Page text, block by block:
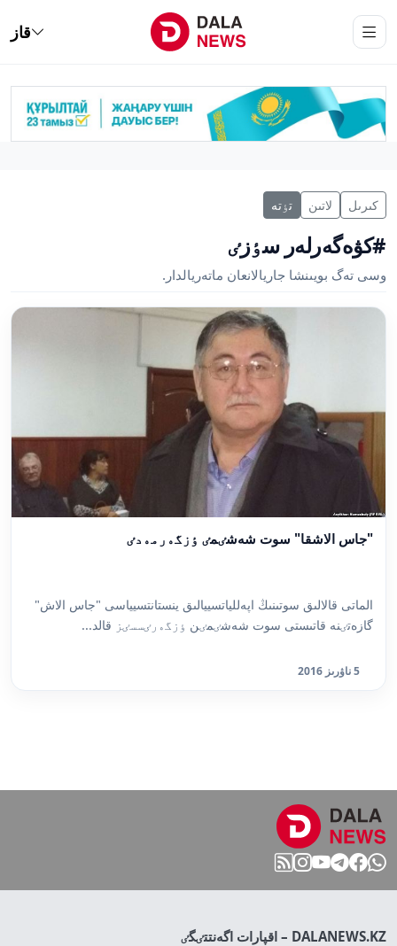
قاز
كىرىل لاتىن تٶتە
#كۋەگەرلەر سٶزٸ
وسى تەگ بويىنشا جاريالانعان ماتەريالدار.
"جاس الاشقا" سوت شەشٸمٸ ٶزگەرمەدٸ
الماتى قالالىق سوتىنىڭ اپەللياتسييالىق ينستانتسيياسى "جاس الاش"
گازەتٸنە قاتىستى سوت شەشٸمٸن ٶزگەرٸسسٸز قالد...
5 ناۋرىز 2016
DALANEWS.KZ – اقپارات اگەنتتٸگٸ